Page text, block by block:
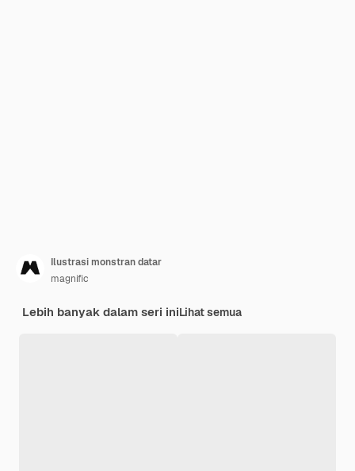
Ilustrasi monstran datar
magnific
Lebih banyak dalam seri iniLihat semua